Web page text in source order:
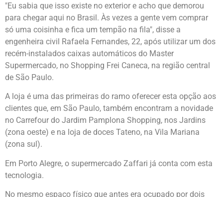
"Eu sabia que isso existe no exterior e acho que demorou
para chegar aqui no Brasil. Às vezes a gente vem comprar
só uma coisinha e fica um tempão na fila", disse a
engenheira civil Rafaela Fernandes, 22, após utilizar um dos
recém-instalados caixas automáticos do Master
Supermercado, no Shopping Frei Caneca, na região central
de São Paulo.
A loja é uma das primeiras do ramo oferecer esta opção aos
clientes que, em São Paulo, também encontram a novidade
no Carrefour do Jardim Pamplona Shopping, nos Jardins
(zona oeste) e na loja de doces Tateno, na Vila Mariana
(zona sul).
Em Porto Alegre, o supermercado Zaffari já conta com esta
tecnologia.
No mesmo espaço físico que antes era ocupado por dois